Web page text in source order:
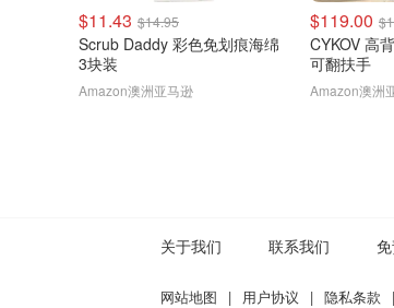
$11.43 $14.95
Scrub Daddy 彩色免划痕海绵
3块装
Amazon澳洲亚马逊
$119.00
CYKOV 高
可翻扶手
Amazon澳洲
关于我们 联系我们
网站地图 | 用户协议 | 隐私条款 |